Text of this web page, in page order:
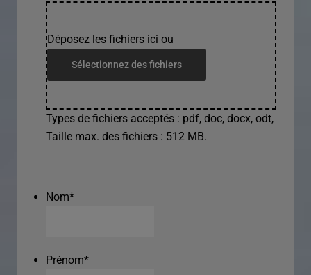
Déposez les fichiers ici ou
Sélectionnez des fichiers
Types de fichiers acceptés : pdf, doc, docx, odt,
Taille max. des fichiers : 512 MB.
Nom*
Prénom*